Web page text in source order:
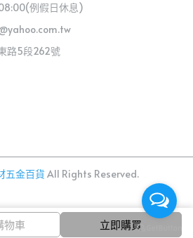
加入購物車
物車 立即購買
例假日休息)
路5段262號
五金百貨 All Rights Reserved.